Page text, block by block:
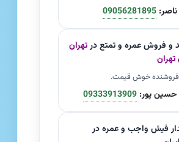
09056281895
فروش عمره و تمتع درتهران
فروشنده خوش قیمت.
پور: 09333913909
فیش واجب و عمره در